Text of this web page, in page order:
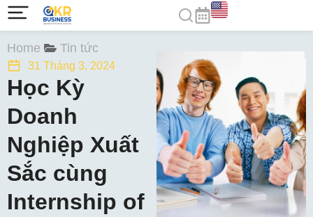
You are here:
Home Tin tức
31 Tháng 3, 2024
Học Kỳ
Doanh
Nghiệp Xuất
Sắc cùng
Internship of